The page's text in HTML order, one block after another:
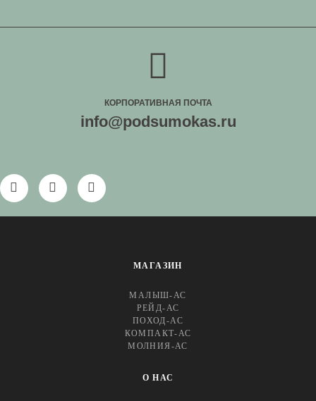
КОРПОРАТИВНАЯ ПОЧТА
info@podsumokas.ru
МАГАЗИН
МАЛЫШ-АС
РЕЙД-АС
ПОХОД-АС
КОМПАКТ-АС
МОЛНИЯ-АС
О НАС